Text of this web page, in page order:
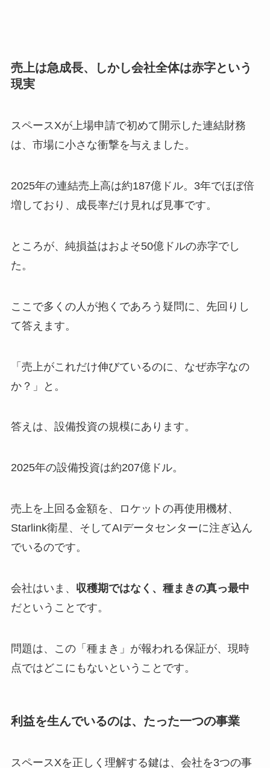
売上は急成長、しかし会社全体は赤字という
現実
スペースXが上場申請で初めて開示した連結財務
は、市場に小さな衝撃を与えました。
2025年の連結売上高は約187億ドル。3年でほぼ倍
増しており、成長率だけ見れば見事です。
ところが、純損益はおよそ50億ドルの赤字でし
た。
ここで多くの人が抱くであろう疑問に、先回りし
て答えます。
「売上がこれだけ伸びているのに、なぜ赤字なの
か？」と。
答えは、設備投資の規模にあります。
2025年の設備投資は約207億ドル。
売上を上回る金額を、ロケットの再使用機材、
Starlink衛星、そしてAIデータセンターに注ぎ込ん
でいるのです。
会社はいま、 収穫期ではなく、種まきの真っ最中
だということです。
問題は、この「種まき」が報われる保証が、現時
点ではどこにもないということです。
利益を生んでいるのは、たった一つの事業
スペースXを正しく理解する鍵は、会社を3つの事